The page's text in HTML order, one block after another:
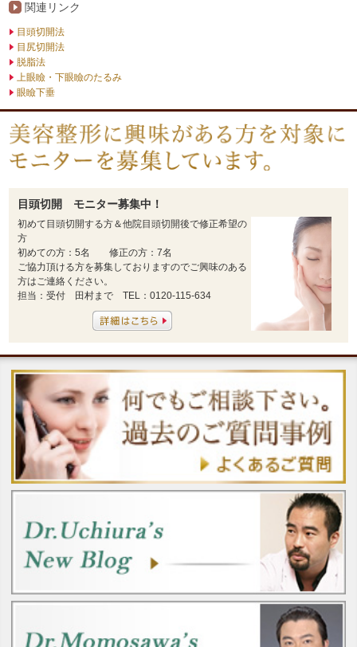
関連リンク
目頭切開法
目尻切開法
脱脂法
上眼瞼・下眼瞼のたるみ
眼瞼下垂
目頭切開 モニター募集中！
初めて目頭切開する方＆他院目頭切開後で修正希望の
方
初めての方：5名 修正の方：7名
ご協力頂ける方を募集しておりますのでご興味のある
方はご連絡ください。
担当：受付 田村まで TEL：0120-115-634